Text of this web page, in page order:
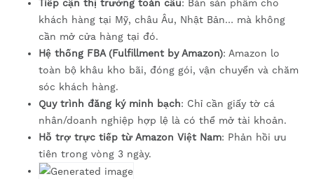
Tiếp cận thị trường toàn cầu: Bán sản phẩm cho
khách hàng tại Mỹ, châu Âu, Nhật Bản… mà không
cần mở cửa hàng tại đó.
Hệ thống FBA (Fulfillment by Amazon): Amazon lo
toàn bộ khâu kho bãi, đóng gói, vận chuyển và chăm
sóc khách hàng.
Quy trình đăng ký minh bạch: Chỉ cần giấy tờ cá
nhân/doanh nghiệp hợp lệ là có thể mở tài khoản.
Hỗ trợ trực tiếp từ Amazon Việt Nam: Phản hồi ưu
tiên trong vòng 3 ngày.